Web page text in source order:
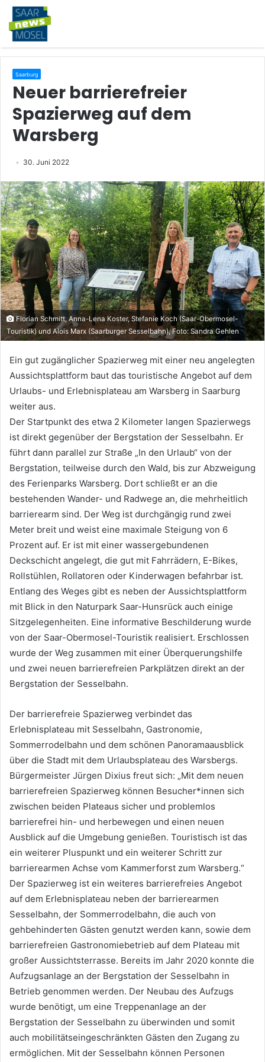
Saarburg
Neuer barrierefreier
Spazierweg auf dem
Warsberg
30. Juni 2022
Florian Schmitt, Anna-Lena Koster, Stefanie Koch (Saar-Obermosel-
Touristik) und Alois Marx (Saarburger Sesselbahn), Foto: Sandra Gehlen
Ein gut zugänglicher Spazierweg mit einer neu angelegten
Aussichtsplattform baut das touristische Angebot auf dem
Urlaubs- und Erlebnisplateau am Warsberg in Saarburg
weiter aus.
Der Startpunkt des etwa 2 Kilometer langen Spazierwegs
ist direkt gegenüber der Bergstation der Sesselbahn. Er
führt dann parallel zur Straße „In den Urlaub“ von der
Bergstation, teilweise durch den Wald, bis zur Abzweigung
des Ferienparks Warsberg. Dort schließt er an die
bestehenden Wander- und Radwege an, die mehrheitlich
barrierearm sind. Der Weg ist durchgängig rund zwei
Meter breit und weist eine maximale Steigung von 6
Prozent auf. Er ist mit einer wassergebundenen
Deckschicht angelegt, die gut mit Fahrrädern, E-Bikes,
Rollstühlen, Rollatoren oder Kinderwagen befahrbar ist.
Entlang des Weges gibt es neben der Aussichtsplattform
mit Blick in den Naturpark Saar-Hunsrück auch einige
Sitzgelegenheiten. Eine informative Beschilderung wurde
von der Saar-Obermosel-Touristik realisiert. Erschlossen
wurde der Weg zusammen mit einer Überquerungshilfe
und zwei neuen barrierefreien Parkplätzen direkt an der
Bergstation der Sesselbahn.
Der barrierefreie Spazierweg verbindet das
Erlebnisplateau mit Sesselbahn, Gastronomie,
Sommerrodelbahn und dem schönen Panoramaausblick
über die Stadt mit dem Urlaubsplateau des Warsbergs.
Bürgermeister Jürgen Dixius freut sich: „Mit dem neuen
barrierefreien Spazierweg können Besucher*innen sich
zwischen beiden Plateaus sicher und problemlos
barrierefrei hin- und herbewegen und einen neuen
Ausblick auf die Umgebung genießen. Touristisch ist das
ein weiterer Pluspunkt und ein weiterer Schritt zur
barrierearmen Achse vom Kammerforst zum Warsberg.“
Der Spazierweg ist ein weiteres barrierefreies Angebot
auf dem Erlebnisplateau neben der barrierearmen
Sesselbahn, der Sommerrodelbahn, die auch von
gehbehinderten Gästen genutzt werden kann, sowie dem
barrierefreien Gastronomiebetrieb auf dem Plateau mit
großer Aussichtsterrasse. Bereits im Jahr 2020 konnte die
Aufzugsanlage an der Bergstation der Sesselbahn in
Betrieb genommen werden. Der Neubau des Aufzugs
wurde benötigt, um eine Treppenanlage an der
Bergstation der Sesselbahn zu überwinden und somit
auch mobilitätseingeschränkten Gästen den Zugang zu
ermöglichen. Mit der Sesselbahn können Personen